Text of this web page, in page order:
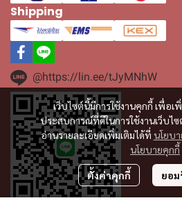
เว็บไซต์นี้มีการใช้งานคุกกี้ เพื่อ
ประสบการณ์ที่ดีในการใช้งานเว็บไ
อ่านรายละเอียดเพิ่มเติมได้ที่ นโยบ
นโยบายคุกกี้
ตั้งค่าคุกกี้ ยอ
Shipping
@https://lin.ee/tJyMNhW